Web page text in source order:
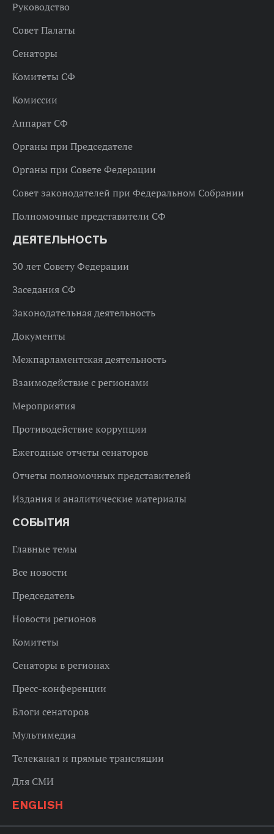
Руководство
Совет Палаты
Сенаторы
Комитеты СФ
Комиссии
Аппарат СФ
Органы при Председателе
Органы при Совете Федерации
Совет законодателей при Федеральном Собрании
Полномочные представители СФ
ДЕЯТЕЛЬНОСТЬ
30 лет Совету Федерации
Заседания СФ
Законодательная деятельность
Документы
Межпарламентская деятельность
Взаимодействие с регионами
Мероприятия
Противодействие коррупции
Ежегодные отчеты сенаторов
Отчеты полномочных представителей
Издания и аналитические материалы
СОБЫТИЯ
Главные темы
Все новости
Председатель
Новости регионов
Комитеты
Сенаторы в регионах
Пресс-конференции
Блоги сенаторов
Мультимедиа
Телеканал и прямые трансляции
Для СМИ
ENGLISH